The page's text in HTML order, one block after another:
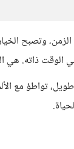
وتصبح
الوقت ذاته. هي
تواطؤ مع